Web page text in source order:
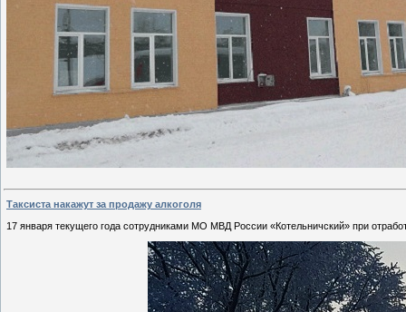
Таксиста накажут за продажу алкоголя
17 января текущего года сотрудниками МО МВД России «Котельничский» при